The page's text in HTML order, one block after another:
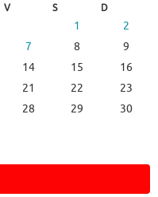
V S D
1
2
7 8
9
14 15
16
21 22
23
28 29
30